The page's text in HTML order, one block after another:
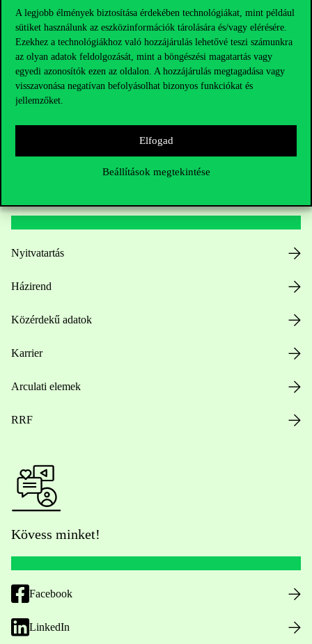
A legjobb élmények biztosítása érdekében technológiákat, mint például
sütiket használunk az eszközinformációk tárolására és/vagy elérésére.
Ezekhez a technológiákhoz való hozzájárulás lehetővé teszi számunkra
az olyan adatok feldolgozását, mint a böngészési magatartás vagy
egyedi azonosítók ezen az oldalon. A hozzájárulás megtagadása vagy
visszavonása negatívan befolyásolhat bizonyos funkciókat és
jellemzőket.
Elfogad
Beállítások megtekintése
Oktatói elérhetőségek
HUB jelenlegi hallgatóinknak
Sajtó:press@uni-corvinus.hu
Nyitvatartás
Házirend
Közérdekű adatok
Karrier
Arculati elemek
RRF
Kövess minket!
Facebook
LinkedIn